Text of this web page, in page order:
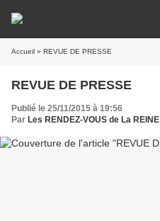
Accueil » REVUE DE PRESSE
REVUE DE PRESSE
Publié le 25/11/2015 à 19:56
Par Les RENDEZ-VOUS de La REINE